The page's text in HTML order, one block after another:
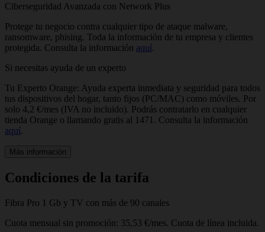
Ciberseguridad Avanzada con Network Plus
Protege tu negocio contra cualquier tipo de ataque malware,
ransomware, phising. Toda la información de tu empresa y clientes
protegida. Consulta la información aquí.
Si necesitas ayuda de un experto
Tu Experto Orange: Ayuda experta inmediata y seguridad para todos
tus dispositivos del hogar, tanto fijos (PC/MAC) como móviles. Por
solo 4,2 €/mes (IVA no incluido). Podrás contratarlo en cualquier
tienda Orange o llamando gratis al 1471. Consulta la información
aquí.
Más información
Condiciones de la tarifa
Fibra Pro 1 Gb y TV con más de 90 canales
Cuota mensual sin promoción: 35,53 €/mes. Cuota de línea incluida.